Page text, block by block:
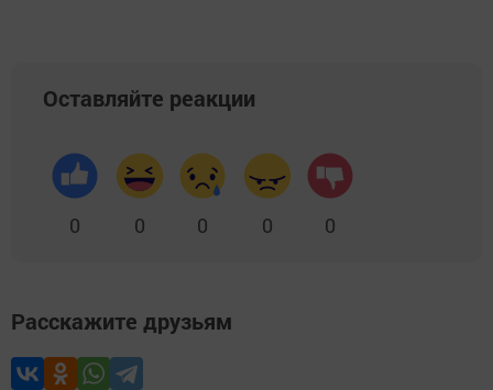
Оставляйте реакции
0 0 0 0 0
Расскажите друзьям